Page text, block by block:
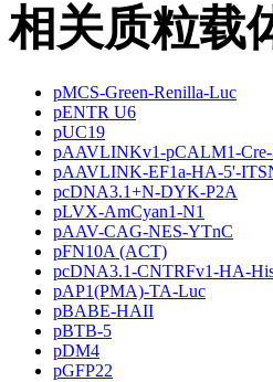
相关质粒载
pMCS-Green-Renilla-Luc
pENTR U6
pUC19
pAAVLINKv1-pCALM1-
pAAVLINK-EF1a-HA-5'-
pcDNA3.1+N-DYK-P2A
pLVX-AmCyan1-N1
pAAV-CAG-NES-YTnC
pFN10A (ACT)
pcDNA3.1-CNTRFv1-HA-
pAP1(PMA)-TA-Luc
pBABE-HAII
pBTB-5
pDM4
pGFP22